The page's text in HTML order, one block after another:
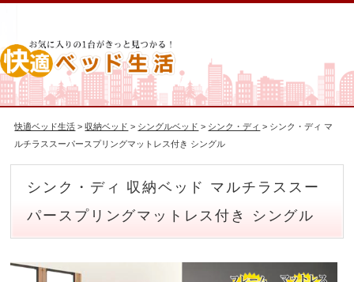
快適ベッド生活 >収納ベッド > シングルベッド > シンク・ディ > シンク・ディ マ
ルチラススーパースプリングマットレス付き シングル
シンク・ディ 収納ベッド マルチラススー
パースプリングマットレス付き シングル